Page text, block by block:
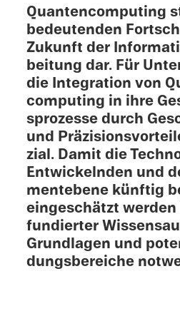
Quanten­computing
bedeu­ten­den
Zukunft der
beitung dar. Für
die Integra­tion von
computing in ihre
sprozesse durch
und
zial. Damit die
Entwick­el­nden und
mentebene künftig
eingeschätzt
fundierter
Grund­la­gen und
dungs­bere­iche